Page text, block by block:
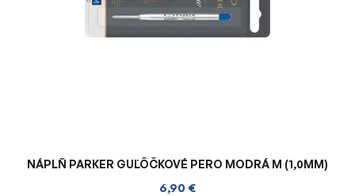
NÁPLŇ PARKER GUĽÔČKOVÉ PERO MODRÁ M (1,0MM)
6,90 €